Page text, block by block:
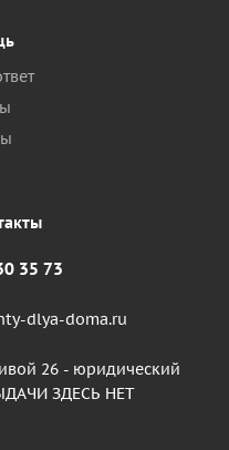
35 73
dlya-doma.ru
26 - юридический
ЗДЕСЬ НЕТ